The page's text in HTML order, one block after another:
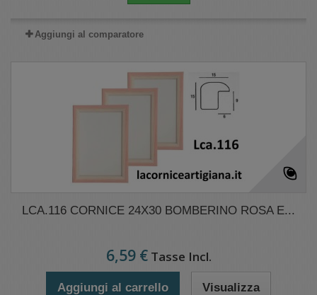
Aggiungi al comparatore
LCA.116 CORNICE 24X30 BOMBERINO ROSA E...
6,59 € Tasse Incl.
Aggiungi al carrello Visualizza